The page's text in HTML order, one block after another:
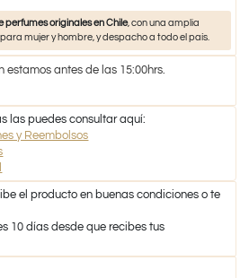
perfumes originales en Chile, con una amplia
mujer y hombre, y despacho a todo el país.
estamos antes de las 15:00hrs.
las puedes consultar aquí:
y Reembolsos
el producto en buenas condiciones o te
10 días desde que recibes tus